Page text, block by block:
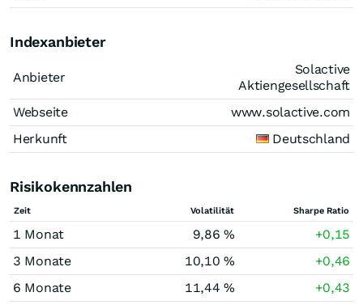
Indexanbieter
Anbieter
Solactive
Aktiengesellschaft
Webseite
www.solactive.com
Herkunft
Deutschland
Risikokennzahlen
Zeit Volatilität Sharpe Ratio
1 Monat 9,86 %
+0,15
3 Monate
10,10 %
+0,46
6 Monate
11,44 % +0,43